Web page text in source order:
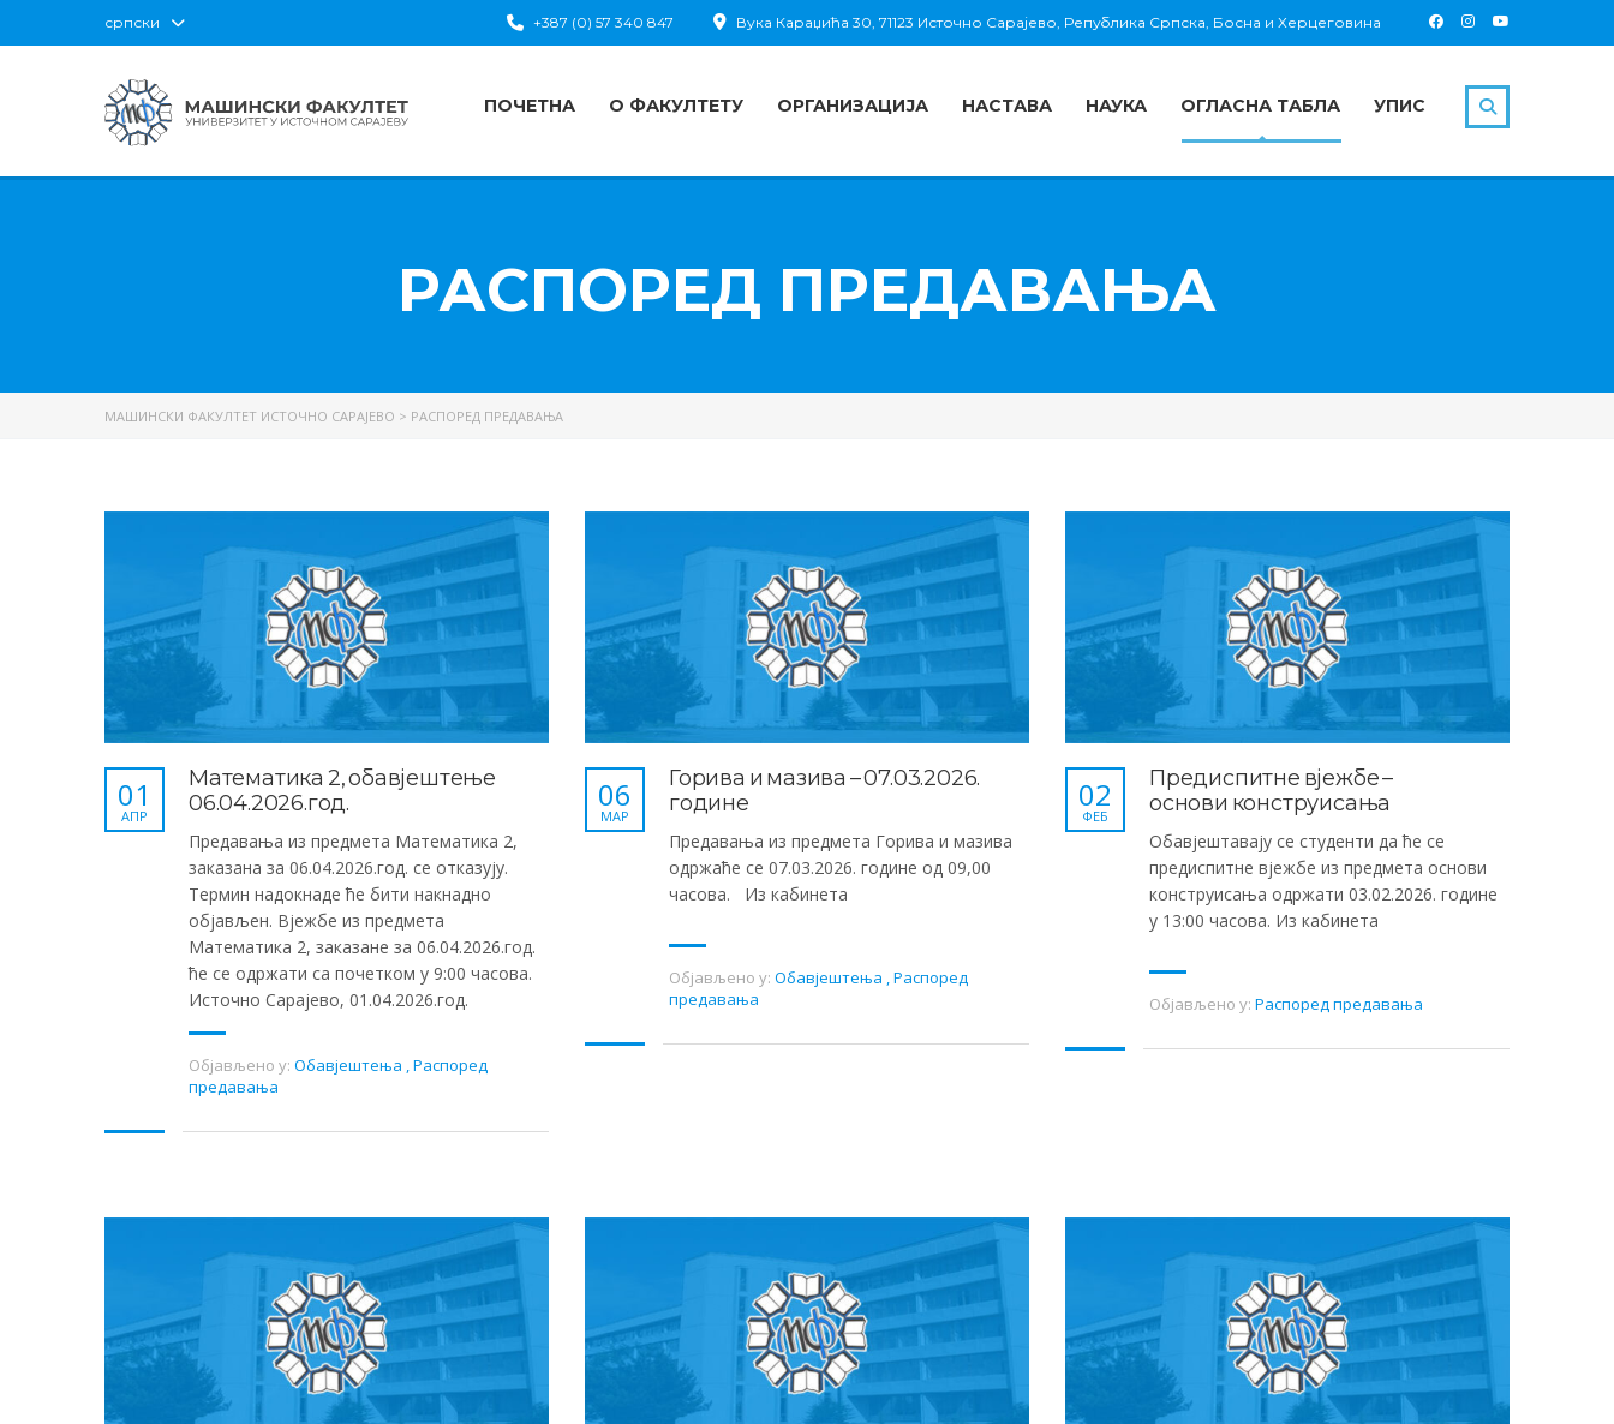
српски Вука Караџића 30, 71123 Источно Сарајево, Република Српска, Босна и Херцеговина
+387 (0) 57 340 847
ПОЧЕТНА О ФАКУЛТЕТУ ОРГАНИЗАЦИЈА НАСТАВА НАУКА ОГЛАСНА ТАБЛА УПИС
РАСПОРЕД ПРЕДАВАЊА
МАШИНСКИ ФАКУЛТЕТ ИСТОЧНО САРАЈЕВО > РАСПОРЕД ПРЕДАВАЊА
Математика 2, обавјештење
06.04.2026.год.
01
АПР
Предавања из предмета Математика 2,
заказана за 06.04.2026.год. се отказују.
Термин надокнаде ће бити накнадно
објављен. Вјежбе из предмета
Математика 2, заказане за 06.04.2026.год.
ће се одржати са почетком у 9:00 часова.
Источно Сарајево, 01.04.2026.год.
Објављено у: Обавјештења ,Распоред
предавања
Горива и мазива – 07.03.2026.
године
06
МАР
Предавања из предмета Горива и мазива
одржаће се 07.03.2026. године од 09,00
часова. Из кабинета
Објављено у: Обавјештења ,Распоред
предавања
Предиспитне вјежбе –
основи конструисања
02
ФЕБ
Обавјештавају се студенти да ће се
предиспитне вјежбе из предмета основи
конструисања одржати 03.02.2026. године
у 13:00 часова. Из кабинета
Објављено у: Распоред предавања